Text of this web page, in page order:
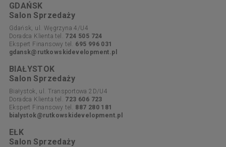
GDAŃSK
Salon Sprzedaży
Gdańsk, ul. Węgrzyna 4/U4
Doradca Klienta tel. 724 505 724
Ekspert Finansowy tel. 695 996 031
gdansk@rutkowskidevelopment.pl
BIAŁYSTOK
Salon Sprzedaży
Białystok, ul. Transportowa 2D/U4
Doradca Klienta tel. 723 606 723
Ekspert Finansowy tel. 887 280 181
bialystok@rutkowskidevelopment.pl
EŁK
Salon Sprzedaży